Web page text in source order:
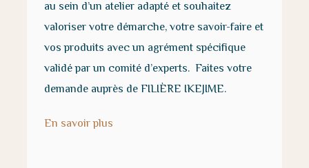
au sein d’un atelier adapté et souhaitez
valoriser votre démarche, votre savoir-faire et
vos produits avec un agrément spécifique
validé par un comité d’experts. Faites votre
demande auprès de FILIÈRE IKEJIME.
En savoir plus